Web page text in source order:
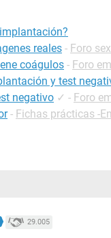
reales - Foro
coágulos - Foro
y test
negativo ✓ - Foro
- Fichas prácticas -
29.005